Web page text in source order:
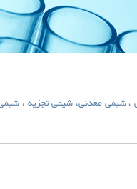
، شیمی معدنی، شیمی تجزیه ،